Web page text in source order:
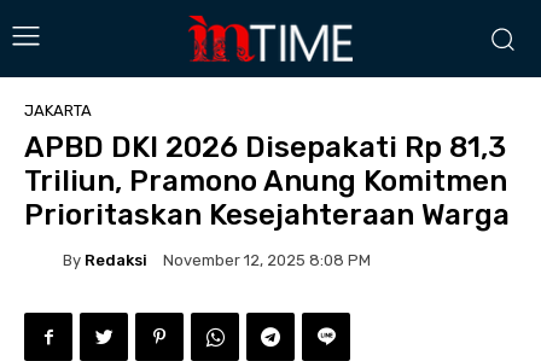
JAKARTA
APBD DKI 2026 Disepakati Rp 81,3
Triliun, Pramono Anung Komitmen
Prioritaskan Kesejahteraan Warga
By Redaksi November 12, 2025 8:08 PM